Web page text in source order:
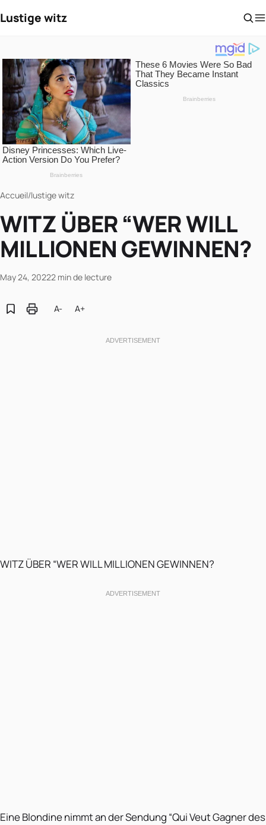
Lustige witz
Accueil/lustige witz
WITZ ÜBER “WER WILL
MILLIONEN GEWINNEN?
May 24, 20222 min de lecture
A- A+
WITZ ÜBER “WER WILL MILLIONEN GEWINNEN?
Eine Blondine nimmt an der Sendung “Qui Veut Gagner des